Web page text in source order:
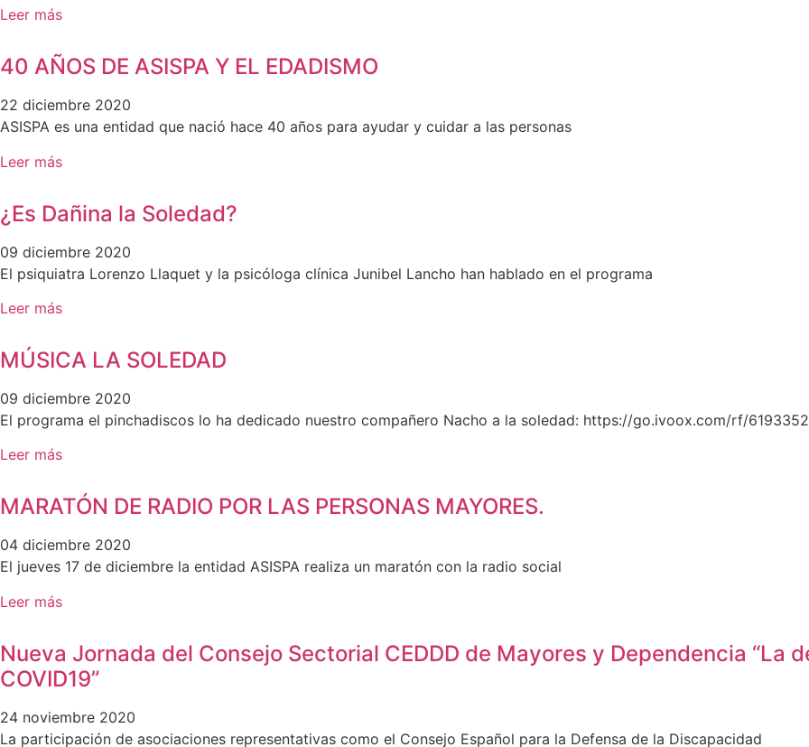
Leer más
40 AÑOS DE ASISPA Y EL EDADISMO
22 diciembre 2020
ASISPA es una entidad que nació hace 40 años para ayudar y cuidar a las personas
Leer más
¿Es Dañina la Soledad?
09 diciembre 2020
El psiquiatra Lorenzo Llaquet y la psicóloga clínica Junibel Lancho han hablado en el programa
Leer más
MÚSICA LA SOLEDAD
09 diciembre 2020
El programa el pinchadiscos lo ha dedicado nuestro compañero Nacho a la soledad: https://go.ivoox.com/rf/
Leer más
MARATÓN DE RADIO POR LAS PERSONAS MAYORES.
04 diciembre 2020
El jueves 17 de diciembre la entidad ASISPA realiza un maratón con la radio social
Leer más
Nueva Jornada del Consejo Sectorial CEDDD de Mayores y Dependencia “La
COVID19”
24 noviembre 2020
La participación de asociaciones representativas como el Consejo Español para la Defensa de la Discapacidad